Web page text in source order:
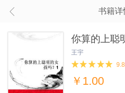
书籍详
你算的上聪
王宇
9.8
￥ 1.00